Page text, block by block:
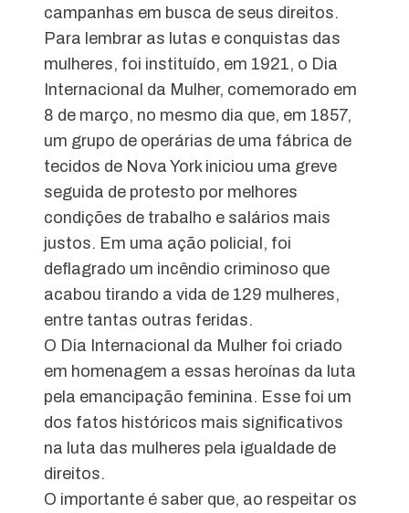
campanhas em busca de seus direitos.
Para lembrar as lutas e conquistas das
mulheres, foi instituído, em 1921, o Dia
Internacional da Mulher, comemorado em
8 de março, no mesmo dia que, em 1857,
um grupo de operárias de uma fábrica de
tecidos de Nova York iniciou uma greve
seguida de protesto por melhores
condições de trabalho e salários mais
justos. Em uma ação policial, foi
deflagrado um incêndio criminoso que
acabou tirando a vida de 129 mulheres,
entre tantas outras feridas.
O Dia Internacional da Mulher foi criado
em homenagem a essas heroínas da luta
pela emancipação feminina. Esse foi um
dos fatos históricos mais significativos
na luta das mulheres pela igualdade de
direitos.
O importante é saber que, ao respeitar os